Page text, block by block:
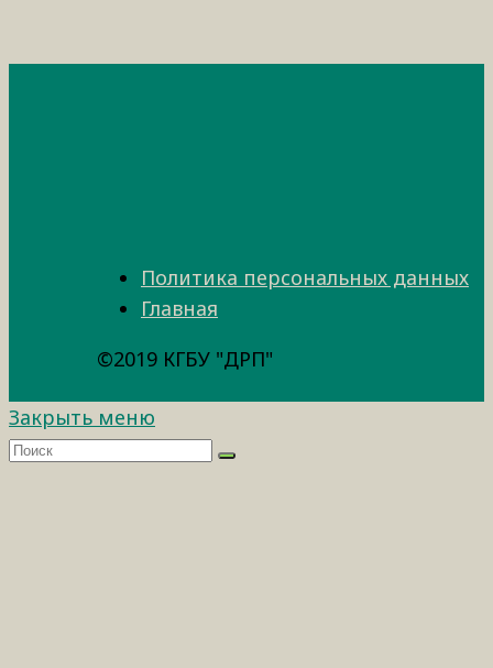
Политика персональных данных
Главная
©2019 КГБУ "ДРП"
Закрыть меню